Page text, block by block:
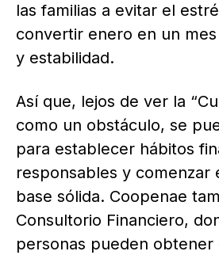
las familias a evitar el
convertir enero en un
y estabilidad.
Así que, lejos de ver la
como un obstáculo, se
para establecer hábitos
responsables y comenzar
base sólida. Coopenae
Consultorio Financiero,
personas pueden obtener